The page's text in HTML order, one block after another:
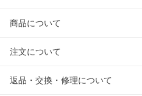
商品について
注文について
返品・交換・修理について